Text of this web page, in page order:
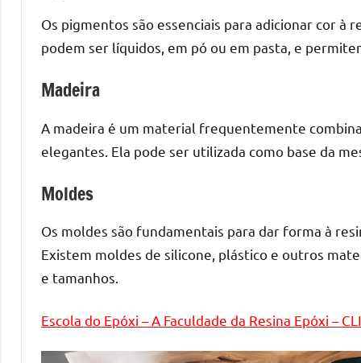
que
precisa
ambiente
com
conteúdo
é
apresentar
Os pigmentos são essenciais para adicionar cor à
podem ser líquidos, em pó ou em pasta, e
Madeira
A madeira é um material frequentemente
elegantes. Ela pode ser utilizada como base da
Moldes
Os moldes são fundamentais para dar forma à
Existem moldes de silicone, plástico e outros
e tamanhos.
Escola do Epóxi – A Faculdade da Resina Epóxi –